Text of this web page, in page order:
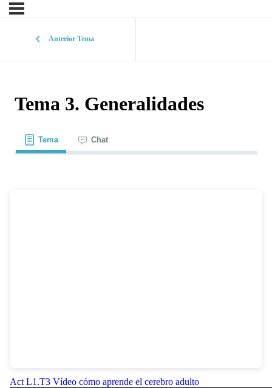
Anterior Tema
Tema 3. Generalidades
Tema Chat
Act L1.T3 Vídeo cómo aprende el cerebro adulto